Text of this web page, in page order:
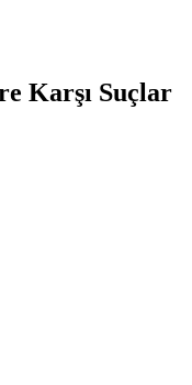
Karşı Suçlar